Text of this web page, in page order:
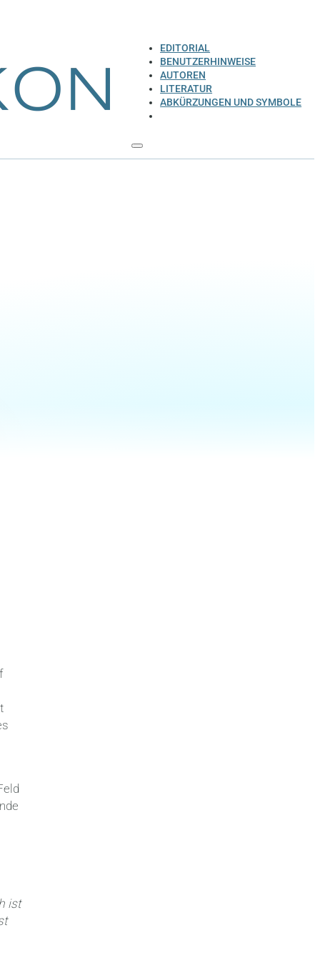
EDITORIAL
BENUTZERHINWEISE
AUTOREN
LITERATUR
ABKÜRZUNGEN UND SYMBOLE
ist